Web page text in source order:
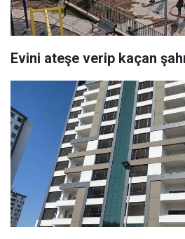
Evini ateşe verip kaçan